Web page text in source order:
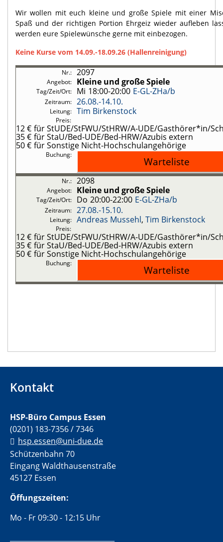
Wir wollen mit euch kleine und große Spiele mit einer
Spaß und der richtigen Portion Ehrgeiz wieder aufleben
werden eure Spielewünsche gerne mit einbezogen.
Keine Kurse vom 14.09.-18.09.26 (Hallenreinigung)
2097
Kleine und große Spiele
Mi 18:00-20:00 E-GL-ZHa/b
26.08.-14.10.
Tim Birkenstock
12 € für StUDE/StFWU/StHRW/A-UDE/Gasthörer*in/
35 € für StaU/Bed-UDE/Bed-HRW/Azubis extern
50 € für Sonstige Nicht-Hochschulangehörige
2098
Kleine und große Spiele
Do 20:00-22:00 E-GL-ZHa/b
27.08.-15.10.
Andreas Mussehl, Tim Birkenstock
12 € für StUDE/StFWU/StHRW/A-UDE/Gasthörer*in/
35 € für StaU/Bed-UDE/Bed-HRW/Azubis extern
50 € für Sonstige Nicht-Hochschulangehörige
Kontakt
HSP-Büro Campus Essen
(0201) 183-7356 / 7346
hsp.essen@uni-due.de
Schützenbahn 70
Eingang Waldthausenstraße
45127 Essen
Öffungszeiten:
Mo - Fr 09:30 - 12:15 Uhr